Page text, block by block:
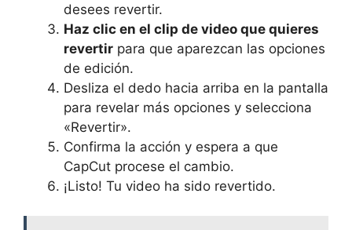
desees revertir.
Haz clic en el clip de video que quieres
revertir para que aparezcan las opciones
de edición.
Desliza el dedo hacia arriba en la pantalla
para revelar más opciones y selecciona
«Revertir».
Confirma la acción y espera a que
CapCut procese el cambio.
¡Listo! Tu video ha sido revertido.